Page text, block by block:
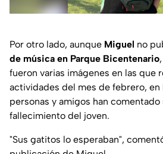
Por otro lado, aunque Miguel no
de música en Parque Bicentenario
fueron varias imágenes en las que
actividades del mes de febrero, en
personas y amigos han
fallecimiento del joven.
"Sus gatitos lo esperaban",